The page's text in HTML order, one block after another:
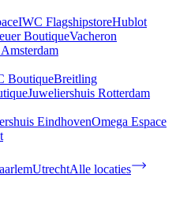
IWC FlagshipstoreHublot
BoutiqueVacheron
BoutiqueBreitling
Juweliershuis Rotterdam
EindhovenOmega Espace
UtrechtAlle locaties